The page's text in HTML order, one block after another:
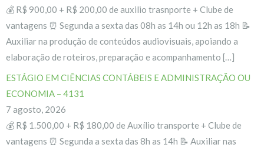
💰 R$ 900,00 + R$ 200,00 de auxilio trasnporte + Clube de
vantagens ⏰ Segunda a sexta das 08h as 14h ou 12h as 18h 📝
Auxiliar na produção de conteúdos audiovisuais, apoiando a
elaboração de roteiros, preparação e acompanhamento […]
ESTÁGIO EM CIÊNCIAS CONTÁBEIS E ADMINISTRAÇÃO OU
ECONOMIA – 4131
7 agosto, 2026
💰 R$ 1.500,00 + R$ 180,00 de Auxílio transporte + Clube de
vantagens ⏰ Segunda a sexta das 8h as 14h 📝 Auxiliar nas